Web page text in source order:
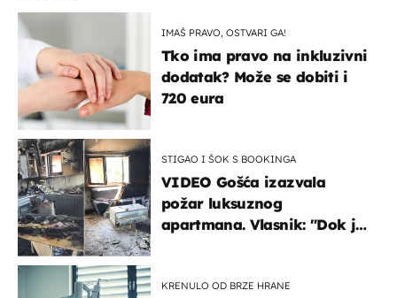
IMAŠ PRAVO, OSTVARI GA!
Tko ima pravo na inkluzivni
dodatak? Može se dobiti i
720 eura
STIGAO I ŠOK S BOOKINGA
VIDEO Gošća izazvala
požar luksuznog
apartmana. Vlasnik: "Dok je
KRENULO OD BRZE HRANE